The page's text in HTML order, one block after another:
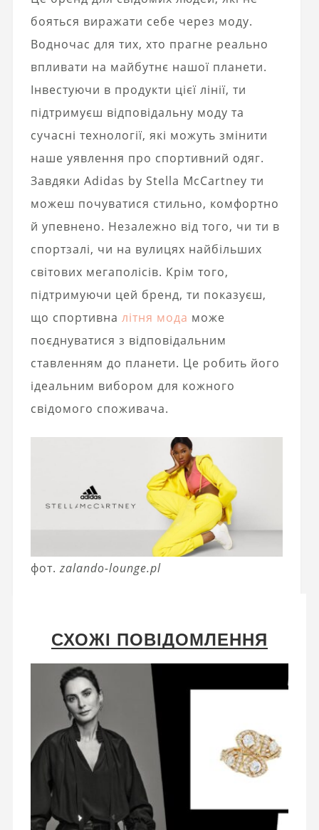
бояться виражати себе через моду.
Водночас для тих, хто прагне реально
впливати на майбутнє нашої планети.
Інвестуючи в продукти цієї лінії, ти
підтримуєш відповідальну моду та
сучасні технології, які можуть змінити
наше уявлення про спортивний одяг.
Завдяки Adidas by Stella McCartney ти
можеш почуватися стильно, комфортно
й упевнено. Незалежно від того, чи ти в
спортзалі, чи на вулицях найбільших
світових мегаполісів. Крім того,
підтримуючи цей бренд, ти показуєш,
що спортивна літня мода може
поєднуватися з відповідальним
ставленням до планети. Це робить його
ідеальним вибором для кожного
свідомого споживача.
фот. zalando-lounge.pl
СХОЖІ ПОВІДОМЛЕННЯ